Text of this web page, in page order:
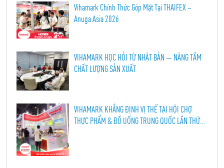
Vihamark Chính Thức Góp Mặt Tại THAIFEX –
Anuga Asia 2026
VIHAMARK HỌC HỎI TỪ NHẬT BẢN — NÂNG TẦM
CHẤT LƯỢNG SẢN XUẤT
VIHAMARK KHẲNG ĐỊNH VỊ THẾ TẠI HỘI CHỢ
THỰC PHẨM & ĐỒ UỐNG TRUNG QUỐC LẦN THỨ